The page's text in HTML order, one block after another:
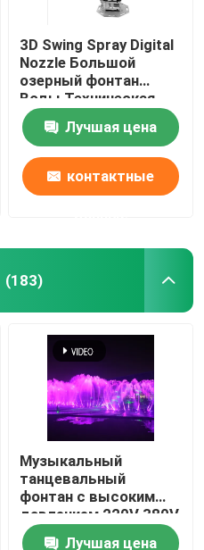
3D Swing Spray Digital
Nozzle Большой
озерный фонтан
Воды Техническая
поддержка
Лучшая цена
контактные
(183)
Музыкальный
танцевальный
фонтан с высоким
давлением 220V 380V
Лучшая цена